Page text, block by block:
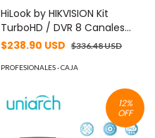
HiLook by HIKVISION Kit
TurboHD / DVR 8 Canales
1080p Lite / 8 Cámaras
cables de 20 metros / 2
HL1080P8E
$238.90 USD $336.48 USD
PROFESIONALES - CAJA
12%
OFF